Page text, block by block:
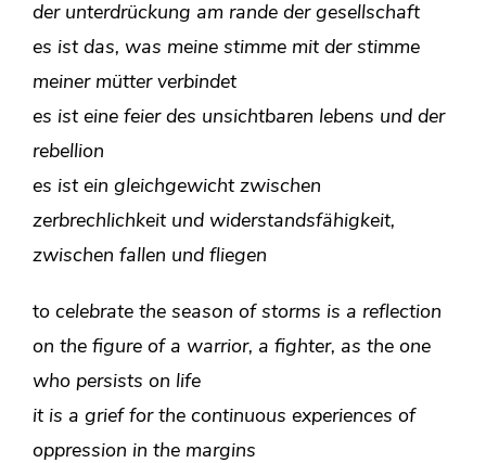
der unterdrückung am rande der gesellschaft
es ist das, was meine stimme mit der stimme
meiner mütter verbindet
es ist eine feier des unsichtbaren lebens und der
rebellion
es ist ein gleichgewicht zwischen
zerbrechlichkeit und widerstandsfähigkeit,
zwischen fallen und fliegen
to celebrate the season of storms is a reflection
on the figure of a warrior, a fighter, as the one
who persists on life
it is a grief for the continuous experiences of
oppression in the margins